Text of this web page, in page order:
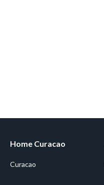
Home Curacao
Curacao